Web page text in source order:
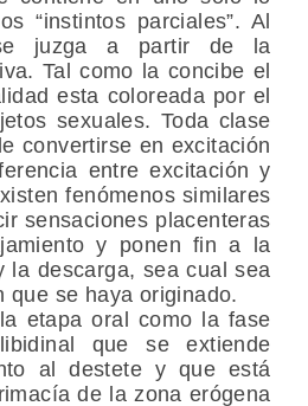
“instintos parciales”. Al
juzga a partir de la
Tal como la concibe el
esta coloreada por el
sexuales. Toda clase
convertirse en excitación
entre excitación y
fenómenos similares
sensaciones placenteras
y ponen fin a la
la descarga, sea cual sea
que se haya originado.
etapa oral como la fase
que se extiende
al destete y que está
de la zona erógena